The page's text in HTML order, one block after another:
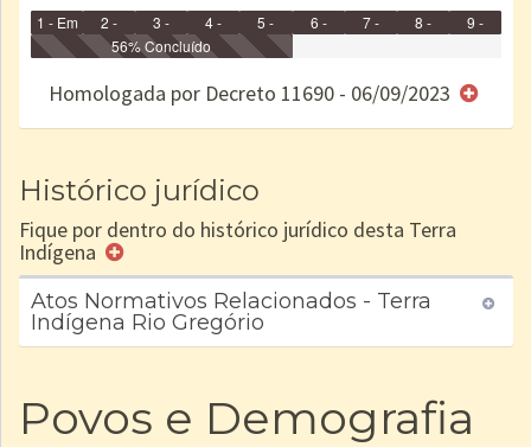
1 - Em
Identificação
2 -
Identificada
3 -
Declarada
4 -
Reservada
5 -
Homologada
6 -
e/ou
7 -
8 -
9 -
56% Concluído
Homologada por Decreto 11690 - 06/09/2023
Histórico jurídico
Fique por dentro do histórico jurídico desta Terra
Indígena
Atos Normativos Relacionados - Terra
Indígena Rio Gregório
Povos e Demografia